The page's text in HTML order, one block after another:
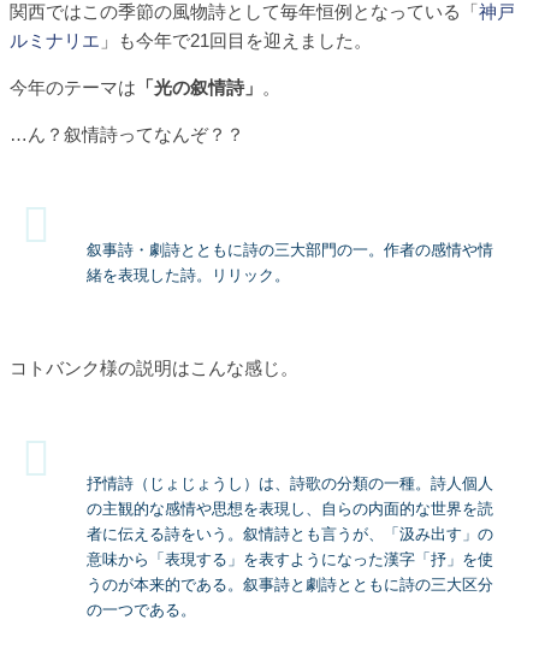
関西ではこの季節の風物詩として毎年恒例となっている「神戸
ルミナリエ 」も今年で21回目を迎えました。
今年のテーマは 「光の叙情詩」 。
…ん？叙情詩ってなんぞ？？
叙事詩・劇詩とともに詩の三大部門の一。作者の感情や情
緒を表現した詩。リリック。
コトバンク様の説明はこんな感じ。
抒情詩（じょじょうし）は、詩歌の分類の一種。詩人個人
の主観的な感情や思想を表現し、自らの内面的な世界を読
者に伝える詩をいう。叙情詩とも言うが、「汲み出す」の
意味から「表現する」を表すようになった漢字「抒」を使
うのが本来的である。叙事詩と劇詩とともに詩の三大区分
の一つである。